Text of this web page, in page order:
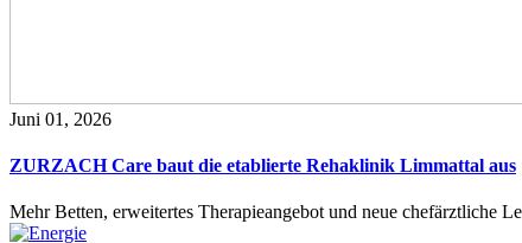
Juni 01, 2026
ZURZACH Care baut die etablierte Rehaklinik Limmattal aus
Mehr Betten, erweitertes Therapieangebot und neue